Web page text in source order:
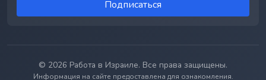
Подписаться
© 2026 Работа в Израиле. Все права защищены.
Информация на сайте предоставлена для ознакомления.